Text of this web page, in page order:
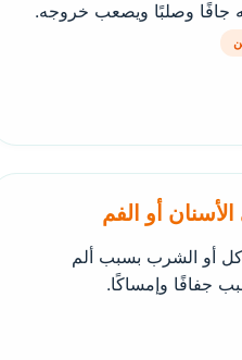
جافًا وصلبًا ويصعب خروجه.
أو الشرب بسبب ألم
جفافًا وإمساكًا.